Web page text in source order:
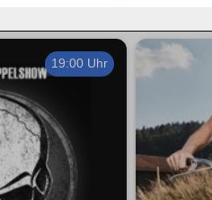
19:00 Uhr